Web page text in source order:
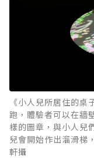
《小人兒所居住的
跑，體驗者可以在牆
樣的圖章，與小人兒
兒會開始作出溜滑梯
軒攝